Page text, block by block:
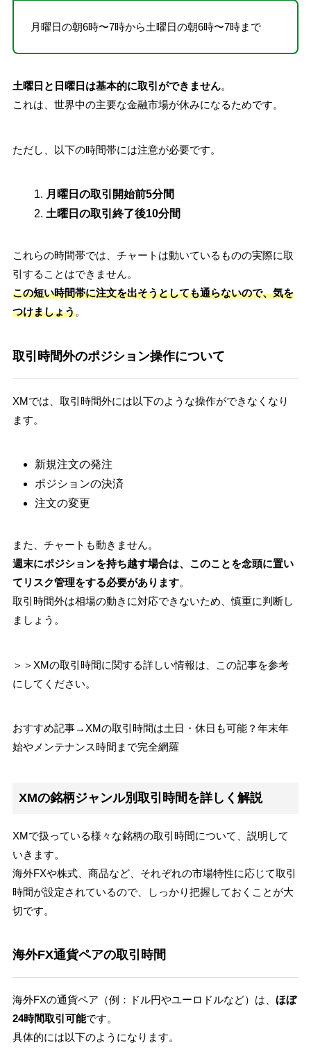
月曜日の朝6時〜7時から土曜日の朝6時〜7時まで
土曜日と日曜日は基本的に取引ができません。
これは、世界中の主要な金融市場が休みになるためです。
ただし、以下の時間帯には注意が必要です。
月曜日の取引開始前5分間
土曜日の取引終了後10分間
これらの時間帯では、チャートは動いているものの実際に取
引することはできません。
この短い時間帯に注文を出そうとしても通らないので、気を
つけましょう。
取引時間外のポジション操作について
XMでは、取引時間外には以下のような操作ができなくなり
ます。
新規注文の発注
ポジションの決済
注文の変更
また、チャートも動きません。
週末にポジションを持ち越す場合は、このことを念頭に置い
てリスク管理をする必要があります。
取引時間外は相場の動きに対応できないため、慎重に判断し
ましょう。
＞＞XMの取引時間に関する詳しい情報は、この記事を参考
にしてください。
おすすめ記事→XMの取引時間は土日・休日も可能？年末年
始やメンテナンス時間まで完全網羅
XMの銘柄ジャンル別取引時間を詳しく解説
XMで扱っている様々な銘柄の取引時間について、説明して
いきます。
海外FXや株式、商品など、それぞれの市場特性に応じて取引
時間が設定されているので、しっかり把握しておくことが大
切です。
海外FX通貨ペアの取引時間
海外FXの通貨ペア（例：ドル円やユーロドルなど）は、 ほぼ
24時間取引可能です。
具体的には以下のようになります。